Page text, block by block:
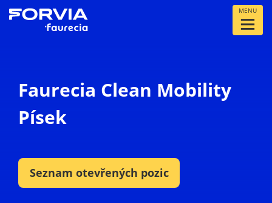
MENU
Faurecia Clean Mobility
Písek
Seznam otevřených pozic